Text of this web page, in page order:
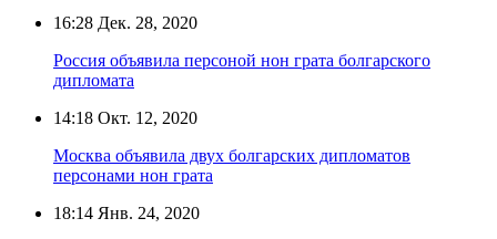
16:28 Дек. 28, 2020
Россия объявила персоной нон грата болгарского
дипломата
14:18 Окт. 12, 2020
Москва объявила двух болгарских дипломатов
персонами нон грата
18:14 Янв. 24, 2020